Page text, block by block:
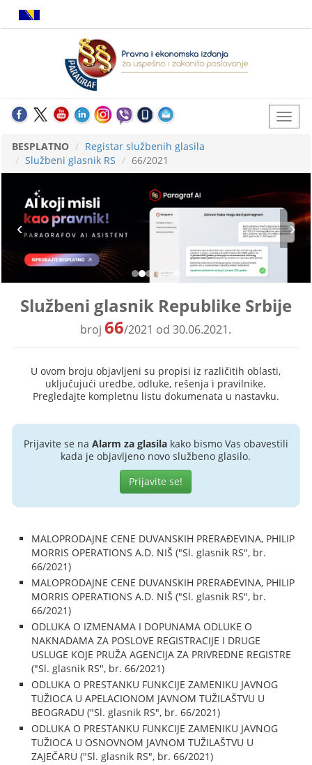
BESPLATNO
Registar službenih glasila
Službeni glasnik RS
66/2021
Službeni glasnik Republike Srbije
broj66/2021 od 30.06.2021.
U ovom broju objavljeni su propisi iz različitih oblasti,
uključujući uredbe, odluke, rešenja i pravilnike.
Pregledajte kompletnu listu dokumenata u nastavku.
Prijavite se na Alarm za glasilakako bismo Vas obavestili
kada je objavljeno novo službeno glasilo.
Prijavite se!
MALOPRODAJNE CENE DUVANSKIH PRERAĐEVINA, PHILIP
MORRIS OPERATIONS A.D. NIŠ ("Sl. glasnik RS", br.
66/2021)
MALOPRODAJNE CENE DUVANSKIH PRERAĐEVINA, PHILIP
MORRIS OPERATIONS A.D. NIŠ ("Sl. glasnik RS", br.
66/2021)
ODLUKA O IZMENAMA I DOPUNAMA ODLUKE O
NAKNADAMA ZA POSLOVE REGISTRACIJE I DRUGE
USLUGE KOJE PRUŽA AGENCIJA ZA PRIVREDNE REGISTRE
("Sl. glasnik RS", br. 66/2021)
ODLUKA O PRESTANKU FUNKCIJE ZAMENIKU JAVNOG
TUŽIOCA U APELACIONOM JAVNOM TUŽILAŠTVU U
BEOGRADU ("Sl. glasnik RS", br. 66/2021)
ODLUKA O PRESTANKU FUNKCIJE ZAMENIKU JAVNOG
TUŽIOCA U OSNOVNOM JAVNOM TUŽILAŠTVU U
ZAJEČARU ("Sl. glasnik RS", br. 66/2021)